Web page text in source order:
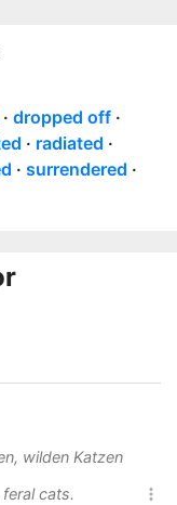
dropped off
radiated
surrendered
wilden Katzen

cats.